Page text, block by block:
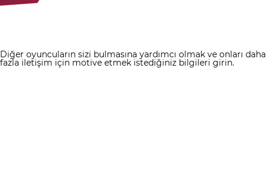
Diğer oyuncuların sizi bulmasına yardımcı olmak ve onları daha
fazla iletişim için motive etmek istediğiniz bilgileri girin.